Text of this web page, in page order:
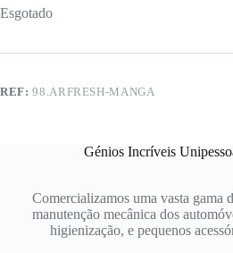
Esgotado
REF:98.ARFRESH-MANGA
Génios Incríveis
Comercializamos uma vasta gama
manutenção mecânica dos
higienização, e pequenos